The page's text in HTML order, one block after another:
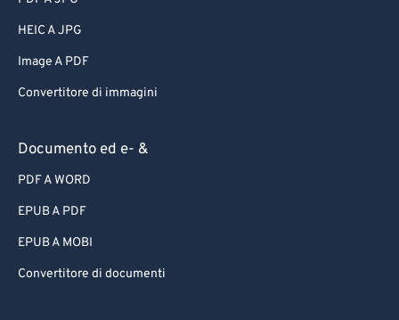
HEIC A JPG
Image A PDF
Convertitore di immagini
Documento ed e- &
PDF A WORD
EPUB A PDF
EPUB A MOBI
Convertitore di documenti